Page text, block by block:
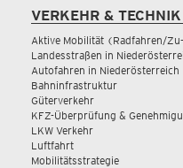
VERKEHR & TECHNIK
Aktive Mobilität (Radfahren/
Landesstraßen in
Autofahren in Niederösterreich
Bahninfrastruktur
Güterverkehr
KFZ-Überprüfung &
LKW Verkehr
Luftfahrt
Mobilitätsstrategie